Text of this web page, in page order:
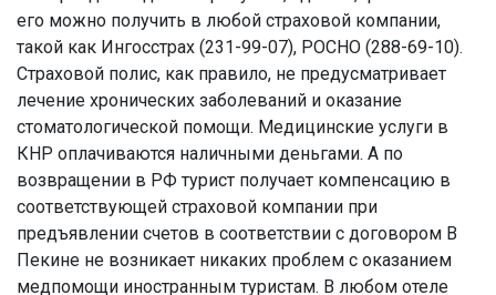
его можно получить в любой страховой компании,
такой как Ингосстрах (231-99-07), РОСНО (288-69-10).
Страховой полис, как правило, не предусматривает
лечение хронических заболеваний и оказание
стоматологической помощи. Медицинские услуги в
КНР оплачиваются наличными деньгами. А по
возвращении в РФ турист получает компенсацию в
соответствующей страховой компании при
предъявлении счетов в соответствии с договором В
Пекине не возникает никаких проблем с оказанием
медпомощи иностранным туристам. В любом отеле